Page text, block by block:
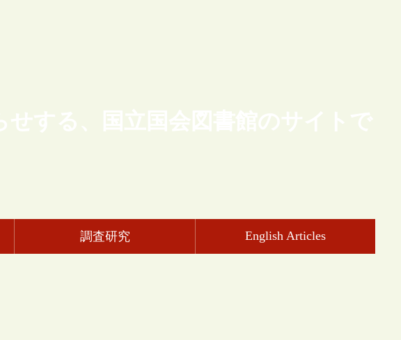
せする、国立国会図書館のサイトで
調査研究 English Articles